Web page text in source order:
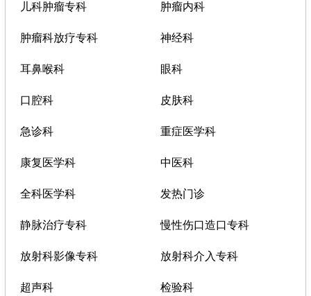
儿科肿瘤专科 肿瘤内科
肿瘤科放疗专科 神经科
耳鼻喉科 眼科
口腔科 皮肤科
急诊科 重症医学科
康复医学科 中医科
全科医学科 发热门诊
静脉治疗专科 慢性伤口造口专科
放射科影像专科 放射科介入专科
超声科 检验科